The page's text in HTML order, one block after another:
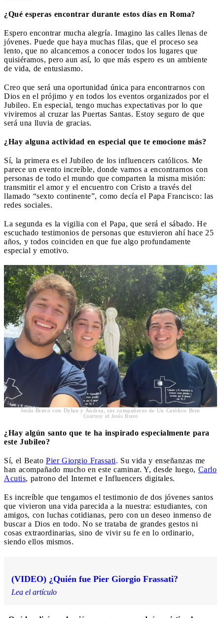
¿Qué esperas encontrar durante estos días en Roma?
Espero encontrar mucha alegría. Imagino las calles llenas de
jóvenes. Puede que haya muchas filas, que el proceso sea
lento, que no alcancemos a conocer todos los lugares que
quisiéramos, pero aun así, lo que más espero es un ambiente
de vida, de entusiasmo.
Creo que será una oportunidad única para encontrarnos con
Dios en el prójimo y en todos los eventos organizados por el
Jubileo. En especial, tengo muchas expectativas por lo que
viviremos al cruzar las Puertas Santas. Estoy seguro de que
será una lluvia de gracias.
¿Hay alguna actividad en especial que te emocione más?
Sí, la primera es el Jubileo de los influencers católicos. Me
parece un evento increíble, donde vamos a encontrarnos con
personas de todo el mundo que comparten la misma misión:
transmitir el amor y el encuentro con Cristo a través del
llamado “sexto continente”, como decía el Papa Francisco: las
redes sociales.
La segunda es la vigilia con el Papa, que será el sábado. He
escuchado testimonios de personas que estuvieron ahí hace 25
años, y todos coinciden en que fue algo profundamente
especial y emotivo.
Jesús Bravo con Dylan y Andrea, sus compañeros de Un Católico Bien
Courtesy of Jesús Bravo
¿Hay algún santo que te ha inspirado especialmente para
este Jubileo?
Sí, el Beato Pier Giorgio Frassati. Su vida y enseñanzas me
han acompañado mucho en este caminar. Y, desde luego, Carlo
Acutis, patrono del Internet e Influencers digitales.
Es increíble que tengamos el testimonio de dos jóvenes santos
que vivieron una vida parecida a la nuestra: estudiantes, con
amigos, con luchas cotidianas, pero con un deseo inmenso de
buscar a Dios en todo. No se trataba de grandes gestos ni
cosas extraordinarias, sino de vivir su fe en lo ordinario,
siendo ellos mismos.
(VIDEO) ¿Quién fue Pier Giorgio Frassati?
Lea el artículo